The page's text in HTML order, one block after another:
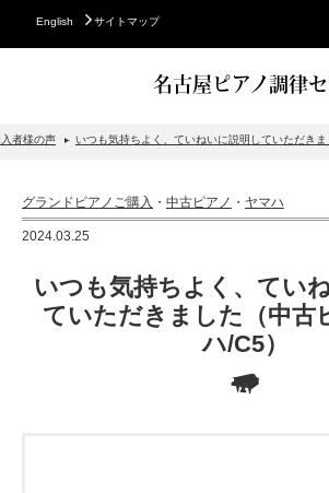
English サイトマップ
名古屋ピアノ調律
スタインウェイについて
アップライトピアノ
者様の声 いつも気持ちよく、ていねいに説明していただきま
グランドピアノご購入 ・ 中古ピアノ ・ ヤマハ
2024.03.25
いつも気持ちよく、てい
ていただきました（中古
ハ/C5）